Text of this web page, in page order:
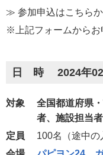
≫ 参加申込はこちら
※上記フォームからお
日 時 2024年02
対象
全国都道府県
者、施設担当
定員
100名（途中の